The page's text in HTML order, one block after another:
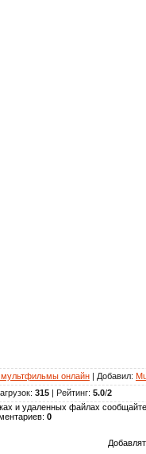
онлайн | Добавил:
: 315 | Рейтинг: 5.0/2
и удаленных файлах
: 0